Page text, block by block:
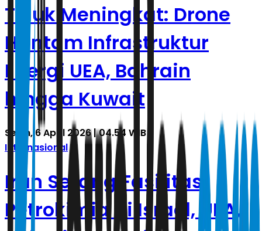
Teluk Meningkat: Drone
Hantam Infrastruktur
Energi UEA, Bahrain
hingga Kuwait
Senin, 6 April 2026 | 04.54 WIB
Internasional
Iran Serang Fasilitas
Petrokimia di Israel, UEA,